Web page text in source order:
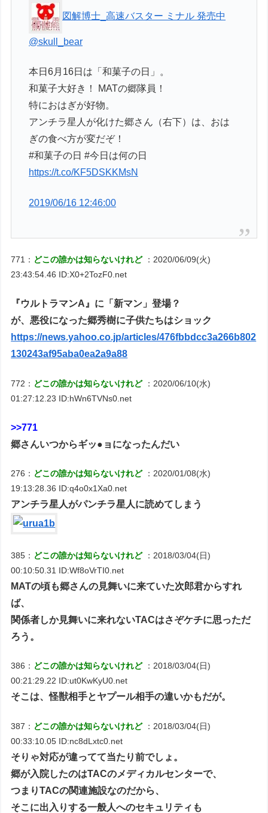
図解博士_高速バスター ミナル 発売中
@skull_bear
本日6月16日は「和菓子の日」。
和菓子大好き！ MATの郷隊員！
特におはぎが好物。
アンチラ星人が化けた郷さん（右下）は、おは
ぎの食べ方が変だぞ！
#和菓子の日 #今日は何の日
https://t.co/KF5DSKKMsN
2019/06/16 12:46:00
771： どこの誰かは知らないけれど ：2020/06/09(火)
23:43:54.46 ID:X0+2TozF0.net
『ウルトラマンA』に「新マン」登場？
が、悪役になった郷秀樹に子供たちはショック
https://news.yahoo.co.jp/articles/476fbbdcc3a266b802
130243af95aba0ea2a9a88
772： どこの誰かは知らないけれど ：2020/06/10(水)
01:27:12.23 ID:hWn6TVNs0.net
>>771
郷さんいつからギッ●ョになったんだい
276： どこの誰かは知らないけれど ：2020/01/08(水)
19:13:28.36 ID:q4o0x1Xa0.net
アンチラ星人がパンチラ星人に読めてしまう
385： どこの誰かは知らないけれど ：2018/03/04(日)
00:10:50.31 ID:Wf8oVrTI0.net
MATの頃も郷さんの見舞いに来ていた次郎君からすれ
ば、
関係者しか見舞いに来れないTACはさぞケチに思っただ
ろう。
386： どこの誰かは知らないけれど ：2018/03/04(日)
00:21:29.22 ID:ut0KwKyU0.net
そこは、怪獣相手とヤプール相手の違いかもだが。
387： どこの誰かは知らないけれど ：2018/03/04(日)
00:33:10.05 ID:nc8dLxtc0.net
そりゃ対応が違ってて当たり前でしょ。
郷が入院したのはTACのメディカルセンターで、
つまりTACの関連施設なのだから、
そこに出入りする一般人へのセキュリティも